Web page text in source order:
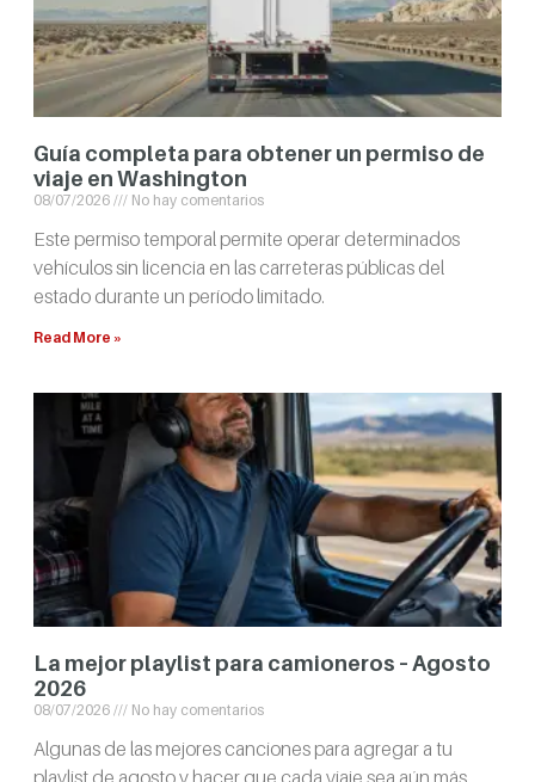
Guía completa para obtener un permiso de
viaje en Washington
08/07/2026 No hay comentarios
Este permiso temporal permite operar determinados
vehículos sin licencia en las carreteras públicas del
estado durante un período limitado.
Read More »
La mejor playlist para camioneros – Agosto
2026
08/07/2026 No hay comentarios
Algunas de las mejores canciones para agregar a tu
playlist de agosto y hacer que cada viaje sea aún más